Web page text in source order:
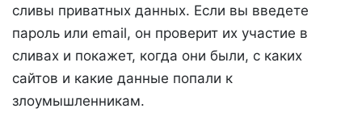
сливы приватных данных. Если вы введете
пароль или email, он проверит их участие в
сливах и покажет, когда они были, с каких
сайтов и какие данные попали к
злоумышленникам.